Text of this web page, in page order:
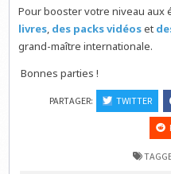
Pour booster votre niveau aux
livres, des packs vidéoset
grand-maître internationale.
Bonnes parties !
PARTAGER: TWITTER